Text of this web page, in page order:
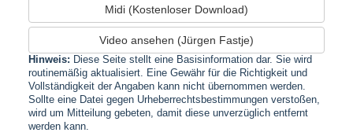
Midi (Kostenloser Download)
Video ansehen (Jürgen Fastje)
Hinweis: Diese Seite stellt eine Basisinformation dar. Sie wird
routinemäßig aktualisiert. Eine Gewähr für die Richtigkeit und
Vollständigkeit der Angaben kann nicht übernommen werden.
Sollte eine Datei gegen Urheberrechtsbestimmungen verstoßen,
wird um Mitteilung gebeten, damit diese unverzüglich entfernt
werden kann.